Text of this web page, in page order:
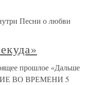
Песни о любви
прошлое «Дальше
ВО ВРЕМЕНИ 5